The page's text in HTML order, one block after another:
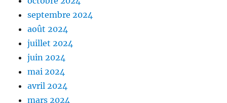
septembre 2024
août 2024
juillet 2024
juin 2024
mai 2024
avril 2024
mars 2024